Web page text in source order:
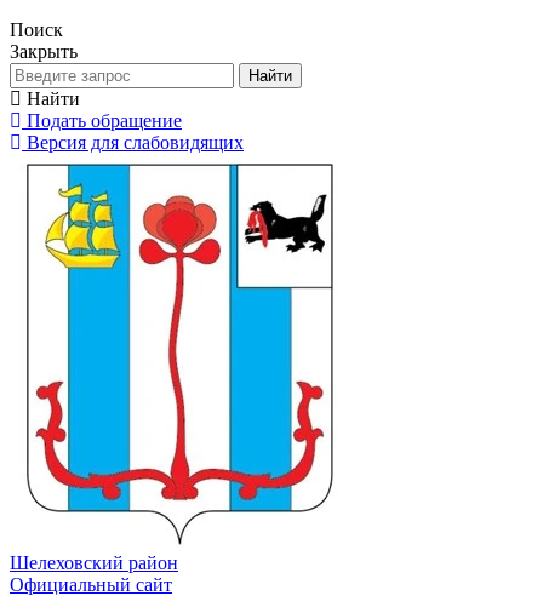
Поиск
Закрыть
Найти
Найти
Подать обращение
Версия для слабовидящих
Шелеховский район
Официальный сайт